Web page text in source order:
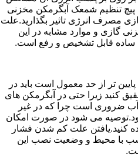
تنظیم شمعک آبگرمکن مخزنی
مصرف انرژی تاثیر بگذارید.علت
گازی و موارد مشابه در این
ساده قابل تشخیص و رفع است.
تر از حد معمول است باید در
کنید زیرا حتی در آبگرمکن های
ضروری است چرا که در غیر
می شود در صورت امکان
کنید.یافتن علت کم شدن فشار
با محیط و وضعیت نصب این